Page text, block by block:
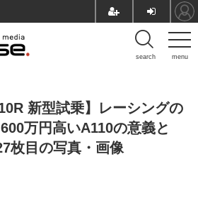
menu
search
新型試乗】レーシングの
万円高いA110の意義と
枚目の写真・画像